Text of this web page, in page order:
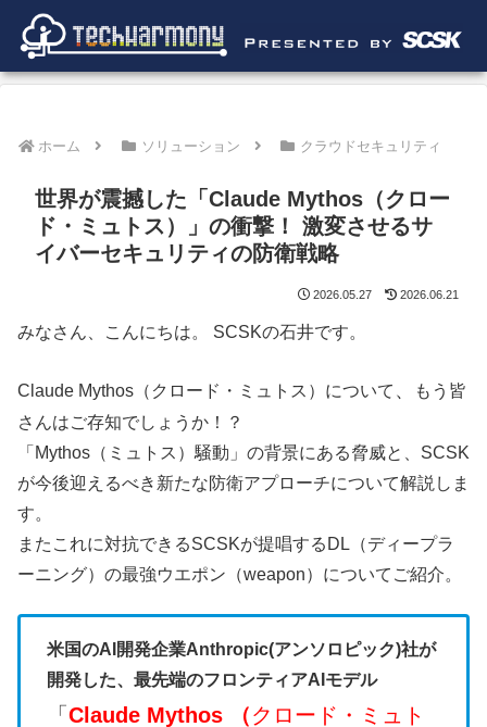
ホーム ソリューション クラウドセキュリティ
世界が震撼した「Claude Mythos（クロー
ド・ミュトス）」の衝撃！ 激変させるサ
イバーセキュリティの防衛戦略
2026.05.27 2026.06.21
みなさん、こんにちは。 SCSKの石井です。
Claude Mythos（クロード・ミュトス）について 、
もう皆
さんはご存知でしょうか！？
「Mythos（ミュトス）騒動」の背景にある脅威と、SCSK
が今後迎えるべき新たな防衛アプローチについて解説しま
す。
またこれに対抗できるSCSKが提唱するDL（ディープラ
ーニング）の最強ウエポン（weapon）についてご紹介。
米国のAI開発企業Anthropic(アンソロピック)社が
開発した、 最先端のフロンティアAIモデル
「 Claude Mythos （クロード・ミュト